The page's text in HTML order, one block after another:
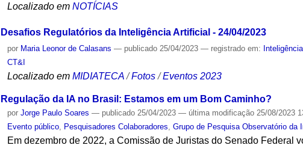
Localizado em NOTÍCIAS
Desafios Regulatórios da Inteligência Artificial - 24/04/2023
por Maria Leonor de Calasans — publicado 25/04/2023— registrado em:
CT&I
Localizado em MIDIATECA /Fotos /Eventos 2023
Regulação da IA no Brasil: Estamos em um Bom Caminho?
porJorge Paulo Soares — publicado 25/04/2023— última modificação 25/08/2023
Evento público, Pesquisadores Colaboradores,Grupo de Pesquisa Observatório da
Em dezembro de 2022, a Comissão de Juristas do Senado Federal